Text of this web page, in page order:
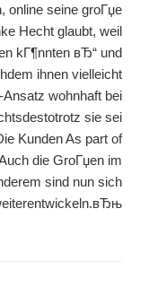
online seine groГџe
Hecht glaubt, weil
kГ¶nnten вЂ“ und
ihnen vielleicht
wohnhaft bei
sie sei
Kunden As part of
die GroГџen im
sind nun sich